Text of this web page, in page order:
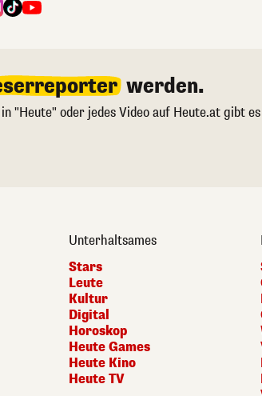
werden.
"Heute" oder jedes Video auf Heute.at gibt
Unterhaltsames
Stars
Leute
Kultur
Digital
Horoskop
Heute Games
Heute Kino
Heute TV